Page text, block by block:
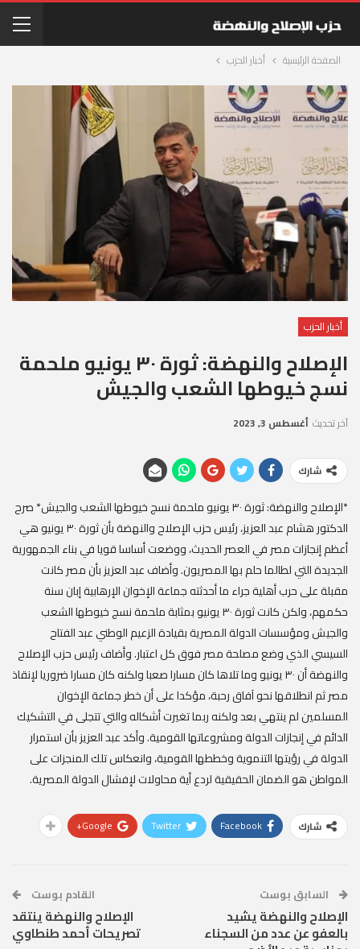
الصفحة الرئيسية أخبار الحزب
أخبار الحزب
الإصلاح والنهضة: ثورة ٣٠ يونيو ملحمة
نسج خيوطها الشعب والجيش
آخر تحديث أغسطس 3, 2023
شارك
*الإصلاح والنهضة: ثورة ٣٠ يونيو ملحمة نسج خيوطها الشعب والجيش* صرح
الدكتور هشام عبد العزيز، رئيس حزب الإصلاح والنهضة بأن ثورة ٣٠ يونيو هي
أعظم إنجازات مصر في العصر الحديث، ووضعت أساسا قويا في بناء الجمهورية
الجديدة التي لطالما حلم بها المصريون. وأضاف عبد العزيز بأن مصر كانت
مقبلة على حرب أهلية جراء ما أحدثته جماعة الإخوان الإرهابية إبان سنة
حكمهم، ولكن كانت ثورة ٣٠ يونيو بمثابة ملحمة نسج خيوطها الشعب
والجيش ومؤسسات الدولة المصرية بقيادة الزعيم الوطني عبد الفتاح
السيسي الذي وضع مصلحة مصر فوق كل اعتبار. وأضاف رئيس حزب الإصلاح
والنهضة أن ٣٠ يونيو وما تلاها كان مسارا صعبا ولكنه كان مسارا ضروريا لإنقاذ
مصر ثم انطلاقها نحو آفاق رحبة، مؤكدا على أن خطر جماعة الإخوان
المسلمين لم ينتهي بعد ولكنه ربما تغيرت أشكاله والتي تتجلى في التشكيك
الدائم في إنجازات الدولة ومشروعاتها القومية. وأكد عبد العزيز بأن استمرار
الدولة في رؤيتها التنموية وخططها القومية، وانعكاس تلك المنجزات على
المواطن هو الضمان الحقيقية لردع أية محاولات لإفشال الدولة المصرية.
شارك Facebook
Twitter
Google+
السابق بوست
الإصلاح والنهضة يشيد
بالعفو عن عدد من السجناء
القادم بوست
الإصلاح والنهضة ينتقد
تصريحات أحمد طنطاوي